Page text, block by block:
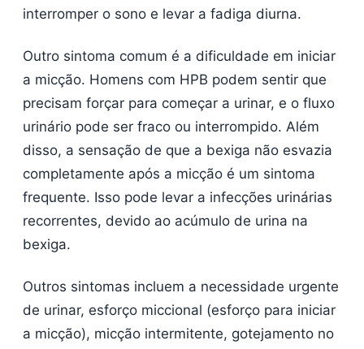
interromper o sono e levar a fadiga diurna.
Outro sintoma comum é a dificuldade em iniciar
a micção. Homens com HPB podem sentir que
precisam forçar para começar a urinar, e o fluxo
urinário pode ser fraco ou interrompido. Além
disso, a sensação de que a bexiga não esvazia
completamente após a micção é um sintoma
frequente. Isso pode levar a infecções urinárias
recorrentes, devido ao acúmulo de urina na
bexiga.
Outros sintomas incluem a necessidade urgente
de urinar, esforço miccional (esforço para iniciar
a micção), micção intermitente, gotejamento no